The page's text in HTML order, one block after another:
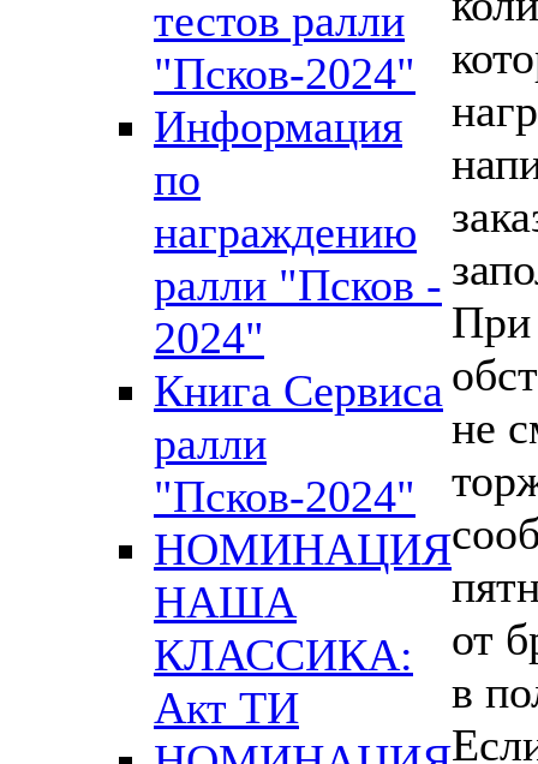
тестов ралли
"Псков-2024"
Информация
по
награждению
ралли "Псков -
2024"
Книга Сервиса
ралли
"Псков-2024"
НОМИНАЦИЯ
НАША
КЛАССИКА:
Акт ТИ
не
от
в